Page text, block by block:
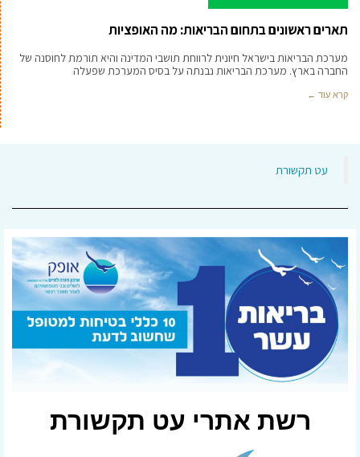
תארים ראשונים בתחום הבריאות: מה האופציות
מערכת הבריאות בישראל חיונית לרווחת תושבי המדינה והיא תורמת לחוסנה של
החברה בארץ. מערכת הבריאות נבנתה על בסיס המערכת שפעלה
קרא עוד ←
‏עט תקשורת‏
רשת אתרי עט תקשורת